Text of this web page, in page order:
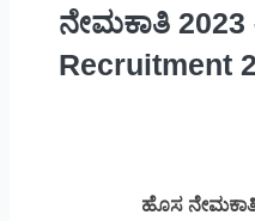
ನೇಮಕಾತಿ 2023
Recruitment
ಹೊಸ